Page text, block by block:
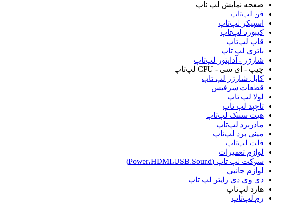
صفحه نمایش لپ‌ تاپ
فن لپ‌تاپ
اسپیکر لپ‌تاپ
کیبورد لپ‌تاپ
قاب لپ‌تاپ
باتری لپ‌ تاپ
شارژر - آداپتور لپ‌تاپ
چیپ - آی سی - CPU لپ‌تاپ
کابل شارژر لپ تاپ
قطعات سرفیس
لولا لپ‌ تاپ
تاچپد لپ تاپ
هیت سینک لپ‌تاپ
مادربرد لپ‌تاپ
مینی برد لپ‌تاپ
فلت لپ‌تاپ
لوازم تعمیرات
سوکت لپ تاپ (Power،HDMI،USB،Sound)
لوازم جانبی
دی وی دی رایتر لپ‌ تاپ
هارد لپ‌تاپ
رم لپ‌تاپ